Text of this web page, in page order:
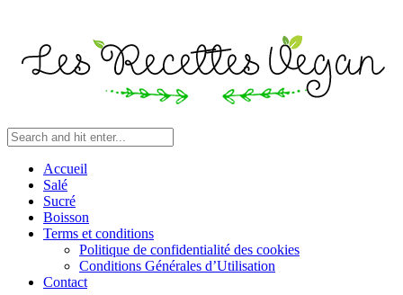
Accueil
Salé
Sucré
Boisson
Terms et conditions
Politique de confidentialité des cookies
Conditions Générales d’Utilisation
Contact